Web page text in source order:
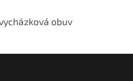
obuv